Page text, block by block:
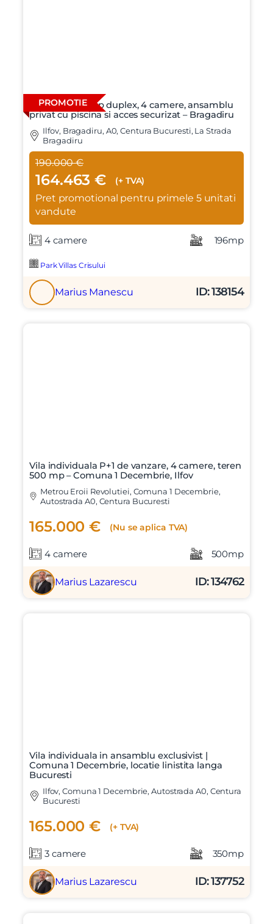
PROMOTIE
Vila moderna tip duplex, 4 camere, ansamblu
privat cu piscina si acces securizat – Bragadiru
Ilfov, Bragadiru, A0, Centura Bucuresti, La Strada
Bragadiru
190.000 €
164.463 € (+ TVA)
Pret promotional pentru primele 5 unitati
vandute
4 camere 196mp
Park Villas Crisului
Marius Manescu ID: 138154
Vila individuala P+1 de vanzare, 4 camere, teren
500 mp – Comuna 1 Decembrie, Ilfov
Metrou Eroii Revolutiei, Comuna 1 Decembrie,
Autostrada A0, Centura Bucuresti
165.000 € (Nu se aplica TVA)
4 camere 500mp
Marius Lazarescu ID: 134762
Vila individuala in ansamblu exclusivist |
Comuna 1 Decembrie, locatie linistita langa
Bucuresti
Ilfov, Comuna 1 Decembrie, Autostrada A0, Centura
Bucuresti
165.000 € (+ TVA)
3 camere 350mp
Marius Lazarescu ID: 137752